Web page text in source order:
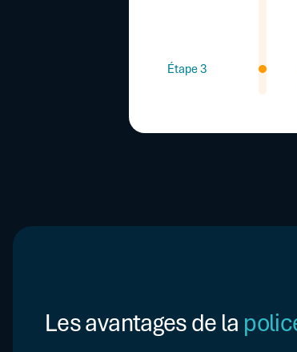
Étape 3
Les avantages de la